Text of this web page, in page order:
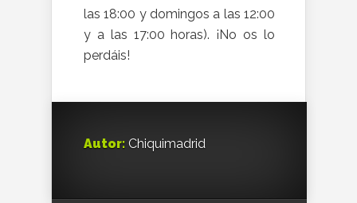
las 18:00 y domingos a las 12:00
y a las 17:00 horas). ¡No os lo
perdáis!
Autor: Chiquimadrid